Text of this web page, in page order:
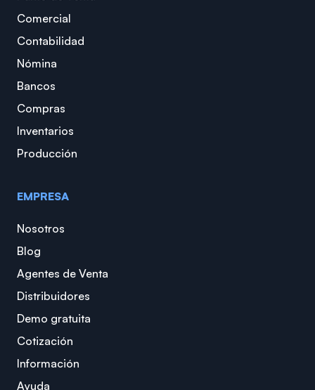
Comercial
Contabilidad
Nómina
Bancos
Compras
Inventarios
Producción
EMPRESA
Nosotros
Blog
Agentes de Venta
Distribuidores
Demo gratuita
Cotización
Información
Ayuda